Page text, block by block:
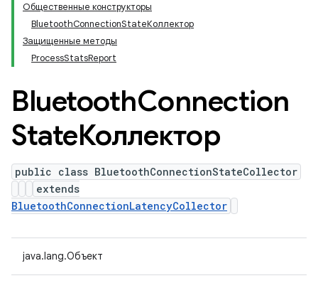
Общественные конструкторы
BluetoothConnectionStateКоллектор
Защищенные методы
ProcessStatsReport
BluetoothConnection
StateКоллектор
public class BluetoothConnectionStateCollector
extends
BluetoothConnectionLatencyCollector
java.lang.Объект